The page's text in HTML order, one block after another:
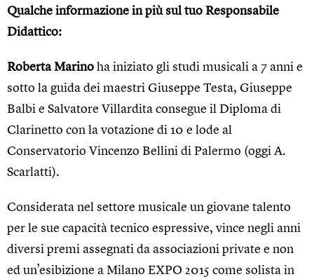
Qualche informazione in più sul tuo Responsabile
Didattico:
Roberta Marinoha iniziato gli studi musicali a 7 anni e
sotto la guida dei maestri Giuseppe Testa, Giuseppe
Balbi e Salvatore Villardita consegue il Diploma di
Clarinetto con la votazione di 10 e lode al
Conservatorio Vincenzo Bellini di Palermo (oggi A.
Scarlatti).
Considerata nel settore musicale un giovane talento
per le sue capacità tecnico espressive, vince negli anni
diversi premi assegnati da associazioni private e non
ed un’esibizione a Milano EXPO 2015 come solista in